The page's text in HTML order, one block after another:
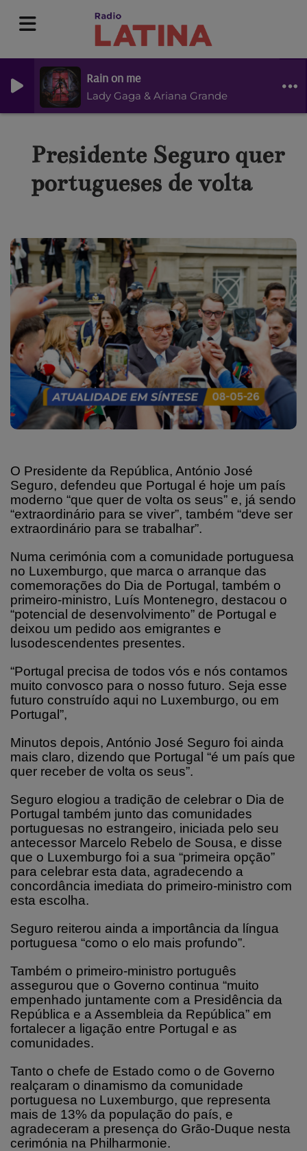
Rain on me
Lady Gaga & Ariana Grande
Presidente Seguro quer
portugueses de volta
O Presidente da República, António José
Seguro, defendeu que Portugal é hoje um país
moderno “que quer de volta os seus” e, já sendo
“extraordinário para se viver”, também “deve ser
extraordinário para se trabalhar”.
Numa cerimónia com a comunidade portuguesa
no Luxemburgo, que marca o arranque das
comemorações do Dia de Portugal, também o
primeiro-ministro, Luís Montenegro, destacou o
“potencial de desenvolvimento” de Portugal e
deixou um pedido aos emigrantes e
lusodescendentes presentes.
“Portugal precisa de todos vós e nós contamos
muito convosco para o nosso futuro. Seja esse
futuro construído aqui no Luxemburgo, ou em
Portugal”,
Minutos depois, António José Seguro foi ainda
mais claro, dizendo que Portugal “é um país que
quer receber de volta os seus”.
Seguro elogiou a tradição de celebrar o Dia de
Portugal também junto das comunidades
portuguesas no estrangeiro, iniciada pelo seu
antecessor Marcelo Rebelo de Sousa, e disse
que o Luxemburgo foi a sua “primeira opção”
para celebrar esta data, agradecendo a
concordância imediata do primeiro-ministro com
esta escolha.
Seguro reiterou ainda a importância da língua
portuguesa “como o elo mais profundo”.
Também o primeiro-ministro português
assegurou que o Governo continua “muito
empenhado juntamente com a Presidência da
República e a Assembleia da República” em
fortalecer a ligação entre Portugal e as
comunidades.
Tanto o chefe de Estado como o de Governo
realçaram o dinamismo da comunidade
portuguesa no Luxemburgo, que representa
mais de 13% da população do país, e
agradeceram a presença do Grão-Duque nesta
cerimónia na Philharmonie.